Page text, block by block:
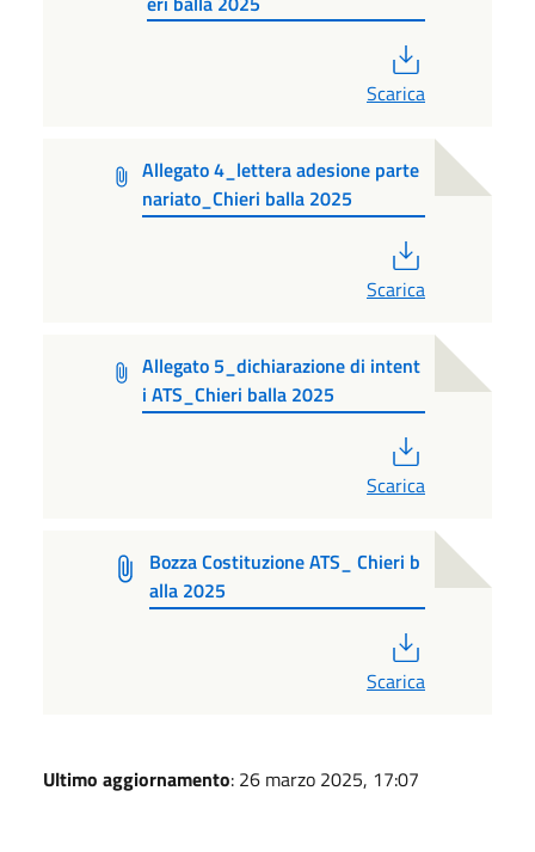
Scarica
Allegato 4_lettera adesione parte
nariato_Chieri balla 2025
Scarica
Allegato 5_dichiarazione di intent
i ATS_Chieri balla 2025
Scarica
Bozza Costituzione ATS_ Chieri b
alla 2025
Scarica
Ultimo aggiornamento: 26 marzo 2025, 17:07